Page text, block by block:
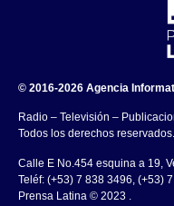
© 2016-2026 Agencia
Radio – Televisión –
Todos los derechos reservados.
Calle E No.454 esquina a 19,
Teléf: (+53) 7 838 3496, (+53)
Prensa Latina © 2023 .